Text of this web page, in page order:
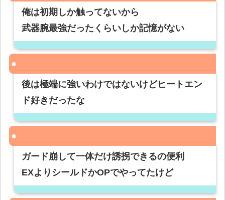
俺は初期しか触ってないから
武器腕最強だったくらいしか記憶がない
後は極端に強いわけではないけどヒートエン
ド好きだったな
ガード崩して一体だけ誘拐できるの便利
EXよりシールドかOPでやってたけど